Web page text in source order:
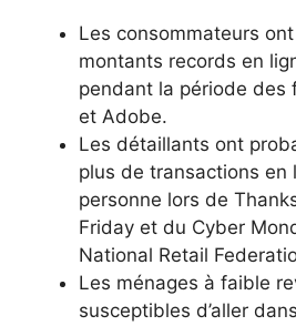
Les consommateurs
montants records en
pendant la période des
et Adobe.
Les détaillants ont
plus de transactions en
personne lors de
Friday et du Cyber
National Retail
Les ménages à faible
susceptibles d’aller